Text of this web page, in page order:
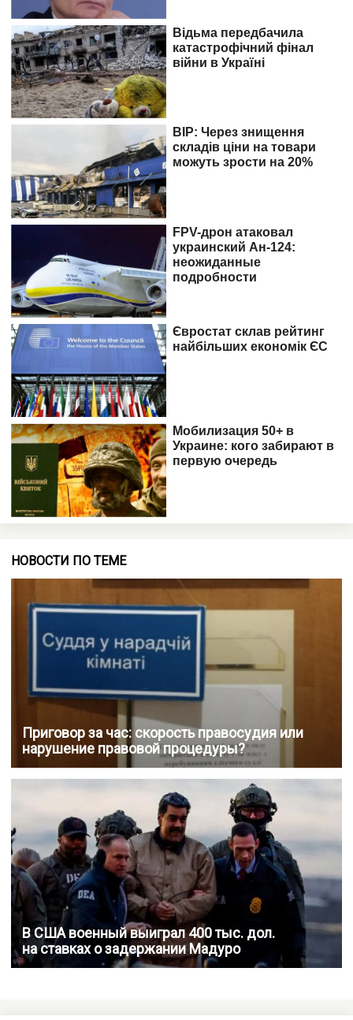
НОВОСТИ ПО ТЕМЕ
Приговор за час: скорость правосудия или
нарушение правовой процедуры?
В США военный выиграл 400 тыс. дол.
на ставках о задержании Мадуро